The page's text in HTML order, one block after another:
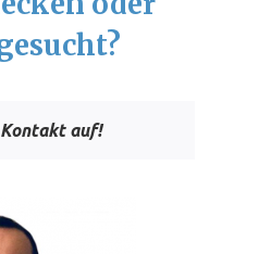
Kontakt auf!